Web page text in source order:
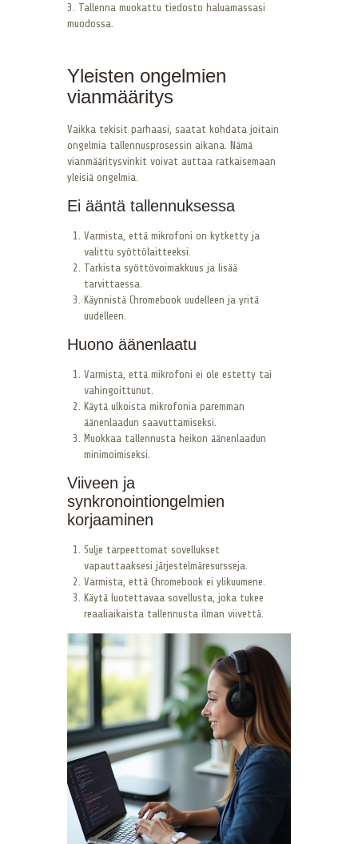
3. Tallenna muokattu tiedosto haluamassasi
muodossa.
Yleisten ongelmien
vianmääritys
Vaikka tekisit parhaasi, saatat kohdata joitain
ongelmia tallennusprosessin aikana. Nämä
vianmääritysvinkit voivat auttaa ratkaisemaan
yleisiä ongelmia.
Ei ääntä tallennuksessa
Varmista, että mikrofoni on kytketty ja
valittu syöttölaitteeksi.
Tarkista syöttövoimakkuus ja lisää
tarvittaessa.
Käynnistä Chromebook uudelleen ja yritä
uudelleen.
Huono äänenlaatu
Varmista, että mikrofoni ei ole estetty tai
vahingoittunut.
Käytä ulkoista mikrofonia paremman
äänenlaadun saavuttamiseksi.
Muokkaa tallennusta heikon äänenlaadun
minimoimiseksi.
Viiveen ja
synkronointiongelmien
korjaaminen
Sulje tarpeettomat sovellukset
vapauttaaksesi järjestelmäresursseja.
Varmista, että Chromebook ei ylikuumene.
Käytä luotettavaa sovellusta, joka tukee
reaaliaikaista tallennusta ilman viivettä.